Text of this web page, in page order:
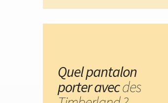
Quel pantalon
porter avecdes